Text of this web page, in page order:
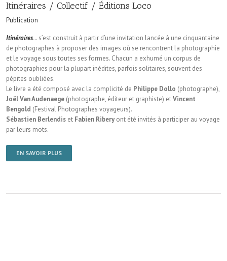
Itinéraires / Collectif / Éditions Loco
Publication
Itinéraires... s’est construit à partir d’une invitation lancée à une cinquantaine
de photographes à proposer des images où se rencontrent la photographie
et le voyage sous toutes ses formes. Chacun a exhumé un corpus de
photographies pour la plupart inédites, parfois solitaires, souvent des
pépites oubliées.
Le livre a été composé avec la complicité de Philippe Dollo (photographe),
Joël Van Audenaege (photographe, éditeur et graphiste) etVincent
Bengold (Festival Photographes voyageurs).
Sébastien Berlendis et Fabien Ribery ont été invités à participer au voyage
par leurs mots.
EN SAVOIR PLUS